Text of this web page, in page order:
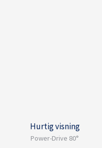
Hurtig visning
Power-Drive 80°